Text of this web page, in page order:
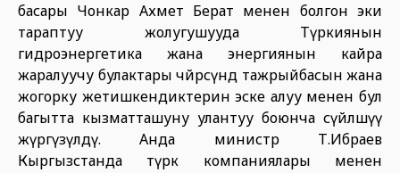
басары Чонкар Ахмет Берат менен болгон эки
тараптуу жолугушууда Түркиянын
гидроэнергетика жана энергиянын кайра
жаралуучу булактары чөйрөсүндө тажрыйбасын жана
жогорку жетишкендиктерин эске алуу менен бул
багытта кызматташуну улантуу боюнча сүйлөшүү
жүргүзүлдү. Анда министр Т.Ибраев
Кыргызстанда түрк компаниялары менен